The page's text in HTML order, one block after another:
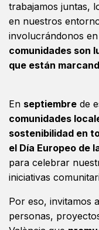
trabajamos juntas,
en nuestros
involucrándonos
comunidades son
que están
En septiembre de
comunidades
sostenibilidad en
el Día Europeo de
para celebrar
iniciativas
Por eso, invitamos
personas,